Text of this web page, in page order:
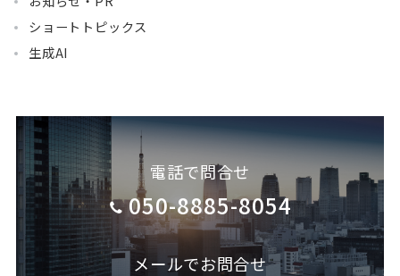
ショートトピックス
生成AI
電話で問合せ
050-8885-8054
メールでお問合せ